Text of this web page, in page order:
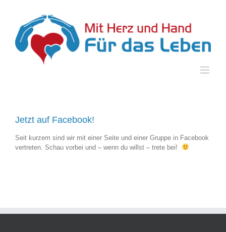
springen
Jetzt auf Facebook!
Seit kurzem sind wir mit einer Seite und einer Gruppe in Facebook
vertreten. Schau vorbei und – wenn du willst – trete bei!